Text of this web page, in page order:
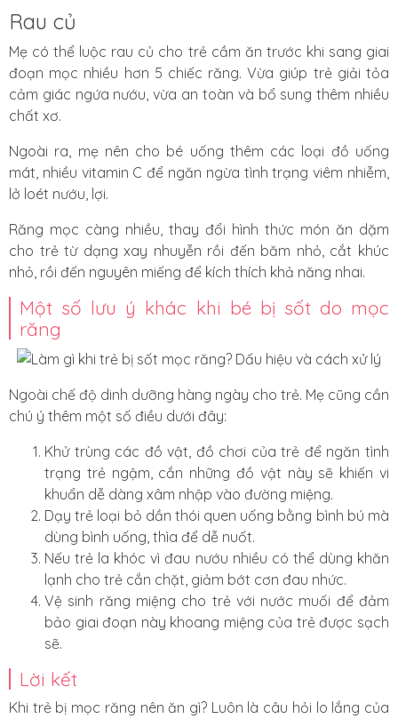
Rau củ
Mẹ có thể luộc rau củ cho trẻ cầm ăn trước khi sang giai
đoạn mọc nhiều hơn 5 chiếc răng. Vừa giúp trẻ giải tỏa
cảm giác ngứa nướu, vừa an toàn và bổ sung thêm nhiều
chất xơ.
Ngoài ra, mẹ nên cho bé uống thêm các loại đồ uống
mát, nhiều vitamin C để ngăn ngừa tình trạng viêm nhiễm,
lở loét nướu, lợi.
Răng mọc càng nhiều, thay đổi hình thức món ăn dặm
cho trẻ từ dạng xay nhuyễn rồi đến băm nhỏ, cắt khúc
nhỏ, rồi đến nguyên miếng để kích thích khả năng nhai.
Một số lưu ý khác khi bé bị sốt do mọc
răng
Ngoài chế độ dinh dưỡng hàng ngày cho trẻ. Mẹ cũng cần
chú ý thêm một số điều dưới đây:
Khử trùng các đồ vật, đồ chơi của trẻ để ngăn tình
trạng trẻ ngậm, cắn những đồ vật này sẽ khiến vi
khuẩn dễ dàng xâm nhập vào đường miệng.
Dạy trẻ loại bỏ dần thói quen uống bằng bình bú mà
dùng bình uống, thìa để dễ nuốt.
Nếu trẻ la khóc vì đau nướu nhiều có thể dùng khăn
lạnh cho trẻ cắn chặt, giảm bớt cơn đau nhức.
Vệ sinh răng miệng cho trẻ với nước muối để đảm
bảo giai đoạn này khoang miệng của trẻ được sạch
sẽ.
Lời kết
Khi trẻ bị mọc răng nên ăn gì? Luôn là câu hỏi lo lắng của